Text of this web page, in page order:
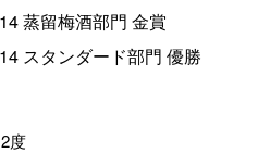
蒸留梅酒部門 金賞
スタンダード部門 優勝
度